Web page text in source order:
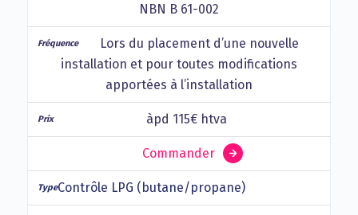
NBN B 61-002
Lors du placement d’une nouvelle
installation et pour toutes modifications
apportées à l’installation
àpd 115€ htva
Commander
Contrôle LPG (butane/propane)